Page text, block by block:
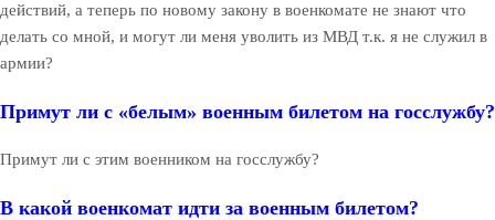
действий, а теперь по новому закону в военкомате не знают что
делать со мной, и могут ли меня уволить из МВД т.к. я не служил в
армии?
Примут ли с «белым» военным билетом на госслужбу?
Примут ли с этим военником на госслужбу?
В какой военкомат идти за военным билетом?